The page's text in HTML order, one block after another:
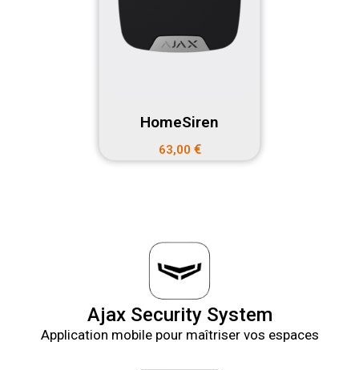
HomeSiren
63,00 €
Ajax Security System
Application mobile pour maîtriser vos espaces